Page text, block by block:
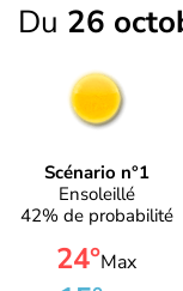
Du 26
Scénario n°1
Ensoleillé
42% de probabilité
24°Max